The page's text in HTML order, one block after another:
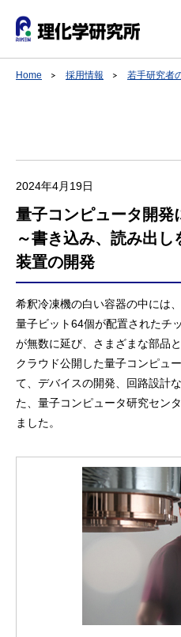
Home 採用情報 若手研究者
2024年4月19日
量子コンピュータ開発
～書き込み、読み出
装置の開発
希釈冷凍機の白い容器の中には
量子ビット64個が配置されたチ
が無数に延び、さまざまな部品
クラウド公開した量子コンピュ
て、デバイスの開発、回路設計
た、量子コンピュータ研究セン
ました。